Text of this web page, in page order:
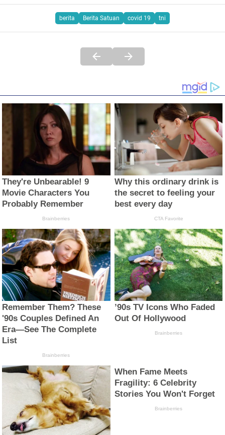
berita Berita Satuan covid 19 tni